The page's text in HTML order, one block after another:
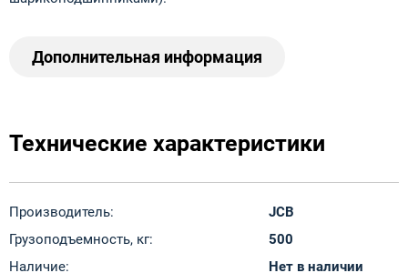
Дополнительная информация
Технические характеристики
Производитель:
JCB
Грузоподъемность, кг:
500
Наличие:
Нет в наличии